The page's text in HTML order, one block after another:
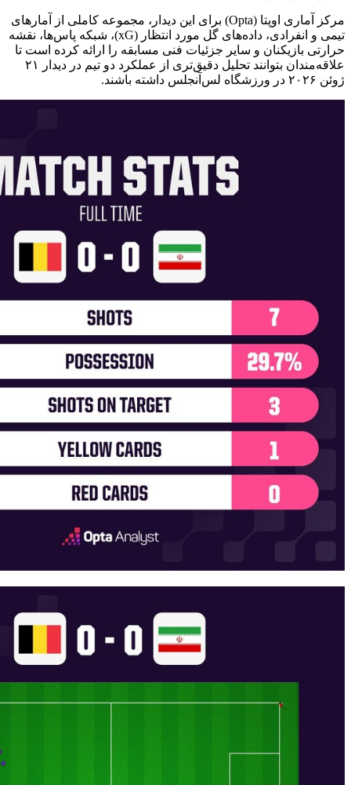
مرکز آماری اوپتا (Opta) برای این دیدار، مجموعه کاملی از آمارهای
تیمی و انفرادی، داده‌های گل مورد انتظار (xG)، شبکه پاس‌ها، نقشه
حرارتی بازیکنان و سایر جزئیات فنی مسابقه را ارائه کرده است تا
علاقه‌مندان بتوانند تحلیل دقیق‌تری از عملکرد دو تیم در دیدار ۲۱
ژوئن ۲۰۲۶ در ورزشگاه لس‌آنجلس داشته باشند.